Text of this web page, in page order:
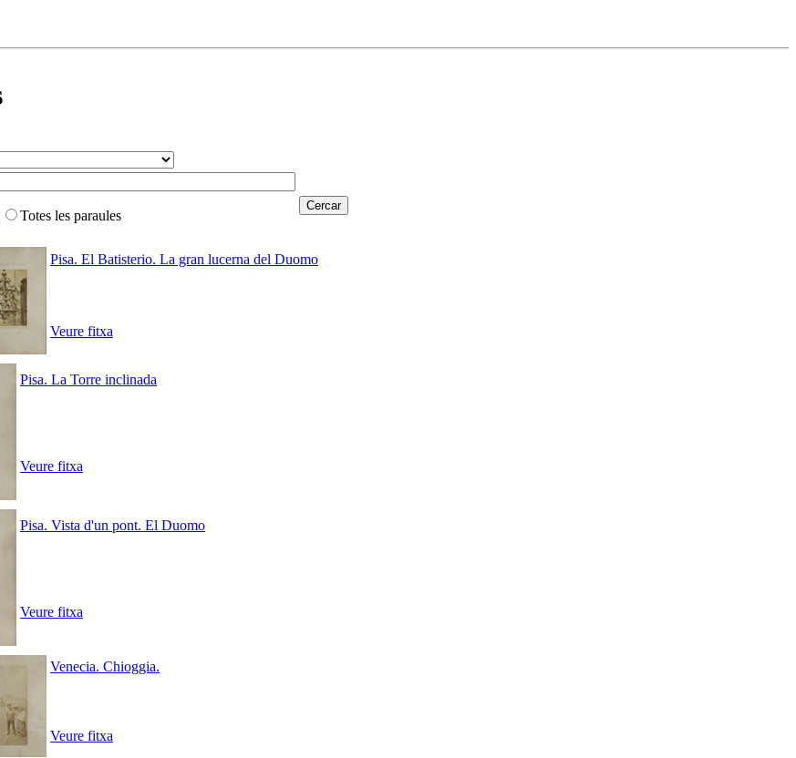
Totes les paraules
Pisa. El Batisterio. La gran lucerna del Duomo
Veure fitxa
Pisa. La Torre inclinada
Veure fitxa
Pisa. Vista d'un pont. El Duomo
Veure fitxa
Venecia. Chioggia.
Veure fitxa